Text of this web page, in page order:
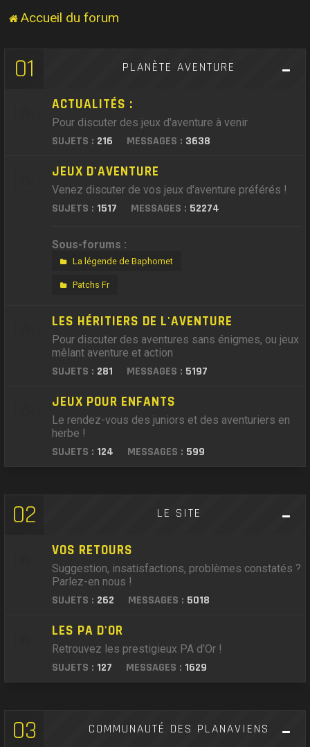
Accueil du forum
01 PLANÈTE AVENTURE
ACTUALITÉS :
Pour discuter des jeux d'aventure à venir
SUJETS : 216 MESSAGES : 3638
JEUX D'AVENTURE
Venez discuter de vos jeux d'aventure préférés !
SUJETS : 1517 MESSAGES : 52274
Sous-forums :
La légende de Baphomet
Patchs Fr
LES HÉRITIERS DE L'AVENTURE
Pour discuter des aventures sans énigmes, ou jeux
mêlant aventure et action
SUJETS : 281 MESSAGES : 5197
JEUX POUR ENFANTS
Le rendez-vous des juniors et des aventuriers en
herbe !
SUJETS : 124 MESSAGES : 599
02 LE SITE
VOS RETOURS
Suggestion, insatisfactions, problèmes constatés ?
Parlez-en nous !
SUJETS : 262 MESSAGES : 5018
LES PA D'OR
Retrouvez les prestigieux PA d'Or !
SUJETS : 127 MESSAGES : 1629
03 COMMUNAUTÉ DES PLANAVIENS